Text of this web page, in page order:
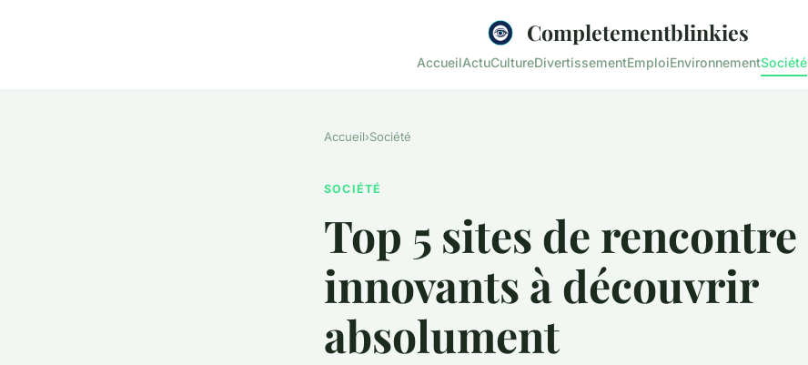
Completementblinkies
AccueilActuCultureDivertissementEmploiEnvironnementSociété
Accueil›Société
SOCIÉTÉ
Top 5 sites de rencontre
innovants à découvrir
absolument